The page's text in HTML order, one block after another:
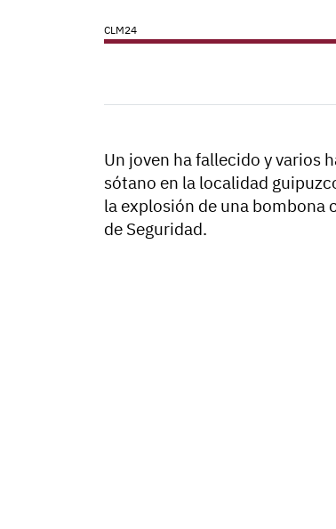
CLM24
Un joven ha fallecido y varios
sótano en la localidad
la explosión de una bombona
de Seguridad.